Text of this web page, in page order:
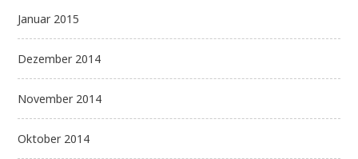
Januar 2015
Dezember 2014
November 2014
Oktober 2014